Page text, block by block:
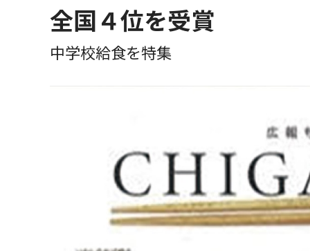
全国４位を受賞
中学校給食を特集